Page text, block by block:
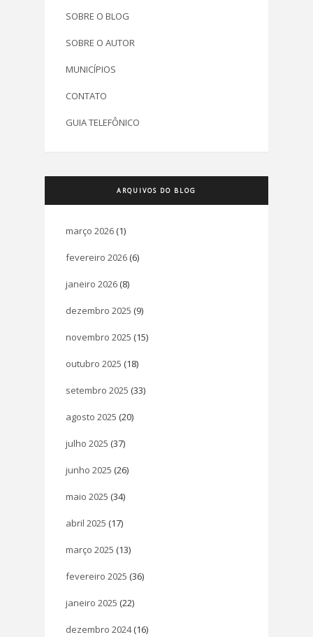
SOBRE O BLOG
SOBRE O AUTOR
MUNICÍPIOS
CONTATO
GUIA TELEFÔNICO
ARQUIVOS DO BLOG
março 2026 (1)
fevereiro 2026 (6)
janeiro 2026 (8)
dezembro 2025 (9)
novembro 2025 (15)
outubro 2025 (18)
setembro 2025 (33)
agosto 2025 (20)
julho 2025 (37)
junho 2025 (26)
maio 2025 (34)
abril 2025 (17)
março 2025 (13)
fevereiro 2025 (36)
janeiro 2025 (22)
dezembro 2024(16)